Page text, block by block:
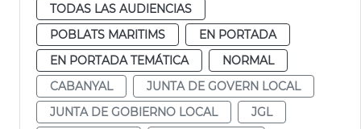
TODAS LAS AUDIENCIAS
POBLATS MARITIMS
EN PORTADA
EN PORTADA TEMÁTICA
NORMAL
CABANYAL
JUNTA DE GOVERN LOCAL
JUNTA DE GOBIERNO LOCAL
JGL